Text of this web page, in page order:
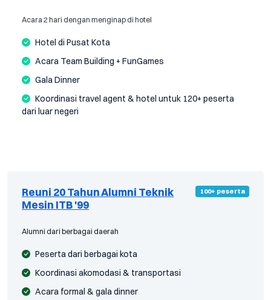
Acara 2 hari dengan menginap di hotel
Hotel di Pusat Kota
Acara Team Building + FunGames
Gala Dinner
Koordinasi travel agent & hotel untuk 120+ peserta
dari luar negeri
Reuni 20 Tahun Alumni Teknik
Mesin ITB '99
100+ peserta
Alumni dari berbagai daerah
Peserta dari berbagai kota
Koordinasi akomodasi & transportasi
Acara formal & gala dinner